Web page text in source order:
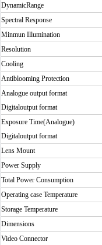
DynamicRange
Spectral Response
Minmun Illumination
Resolution
Cooling
Antiblooming Protection
Analogue output format
Digitaloutput format
Exposure Time(Analogue)
Digitaloutput format
Lens Mount
Power Supply
Total Power Consumption
Operating case Temperature
Storage Temperature
Dimensions
Video Connector